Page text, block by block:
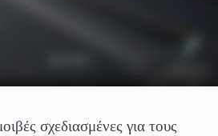
σχεδιασμένες για τους